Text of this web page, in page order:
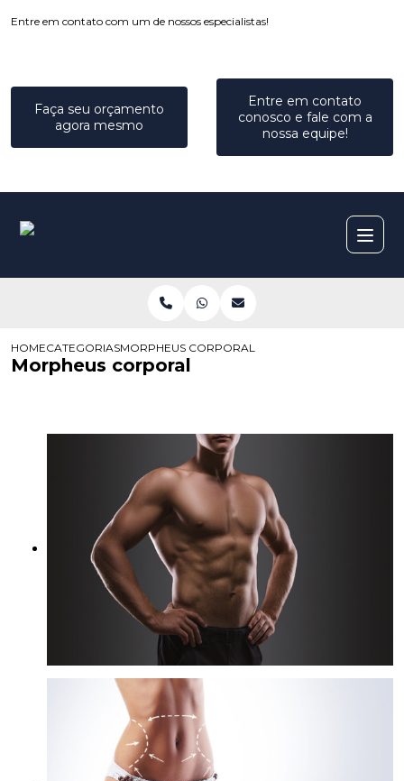
Entre em contato com um de nossos especialistas!
Faça seu orçamento
agora mesmo
Entre em contato
conosco e fale com a
nossa equipe!
HOMECATEGORIASMORPHEUS CORPORAL
Morpheus corporal